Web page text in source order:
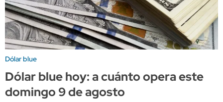
Dólar blue
Dólar blue hoy: a cuánto opera este
domingo 9 de agosto